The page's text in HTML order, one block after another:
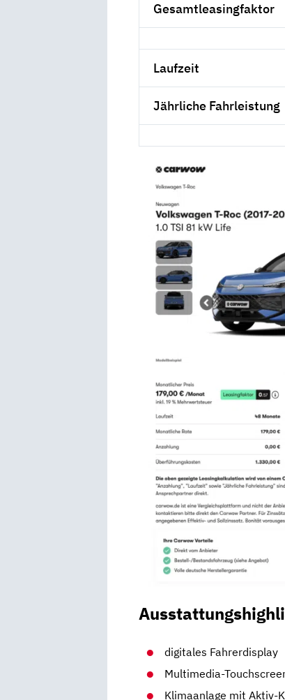
Gesamtleasingfaktor
Laufzeit
Jährliche Fahrleistung
digitales Fahrerdisplay
Multimedia-
Klimaanlage mit Aktiv-